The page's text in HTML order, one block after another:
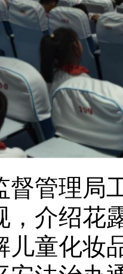
管理局工
，介绍花
儿童化妆